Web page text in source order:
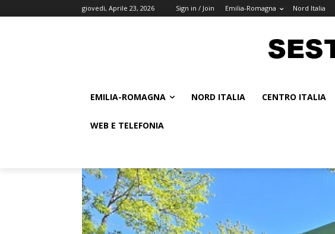
giovedì, Aprile 23, 2026 Sign in / Join Emilia-Romagna Nord Italia
EMILIA-ROMAGNA NORD ITALIA CENTRO ITALIA
WEB E TELEFONIA